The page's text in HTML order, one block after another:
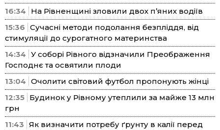
16:34
На Рівненщині зловили двох п’яних водіїв
15:36 Сучасні методи подолання безпліддя, від
стимуляції до сурогатного материнства
14:34 У соборі Рівного відзначили Преображення
Господнє та освятили плоди
13:04 Очолити світовий футбол пропонують жінці
12:35 Будинок у Рівному утеплили за майже 13 млн
грн
11:43 Як визначити потребу ґрунту в калії перед